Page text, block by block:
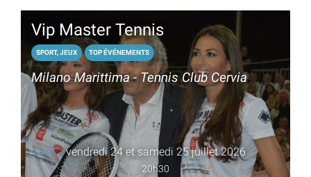
Vip Master Tennis
SPORT, JEUX TOP ÉVÉNEMENTS
Milano Marittima - Tennis Club Cervia
vendredi 24 et samedi 25 juillet 2026
20h30